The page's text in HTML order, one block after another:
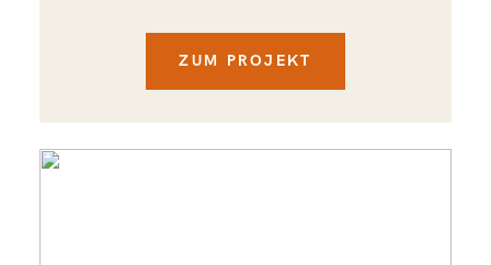
ZUM PROJEKT